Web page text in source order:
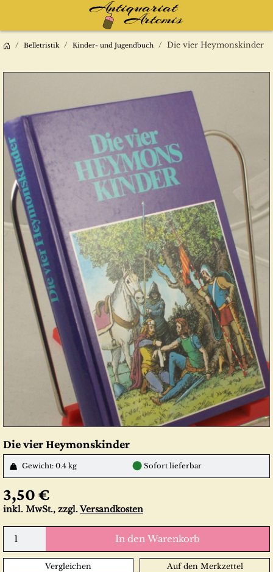
Belletristik Kinder- und Jugendbuch Die vier Heymonskinder
Die vier Heymonskinder
Gewicht: 0.4 kg ● Sofort lieferbar
3,50 €
inkl. MwSt., zzgl.Versandkosten
In den Warenkorb
Vergleichen Auf den Merkzettel